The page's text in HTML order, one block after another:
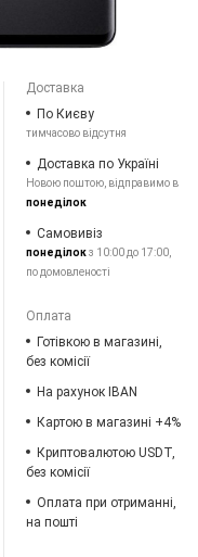
Доставка
По Києву
тимчасово відсутня
Доставка по Україні
Новою поштою, відправимо в
понеділок
Самовивіз
понеділокз 10:00 до 17:00,
по домовленості
Оплата
Готівкою в магазині,
без комісії
На рахунок IBAN
Картою в магазині +4%
Криптовалютою USDT,
без комісії
Оплата при отриманні,
на пошті